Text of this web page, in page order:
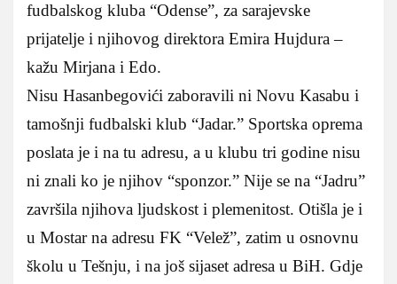
fudbalskog kluba “Odense”, za sarajevske
prijatelje i njihovog direktora Emira Hujdura –
kažu Mirjana i Edo.
Nisu Hasanbegovići zaboravili ni Novu Kasabu i
tamošnji fudbalski klub “Jadar.” Sportska oprema
poslata je i na tu adresu, a u klubu tri godine nisu
ni znali ko je njihov “sponzor.” Nije se na “Jadru”
završila njihova ljudskost i plemenitost. Otišla je i
u Mostar na adresu FK “Velež”, zatim u osnovnu
školu u Tešnju, i na još sijaset adresa u BiH. Gdje